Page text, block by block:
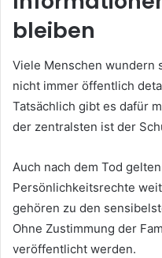
bleiben
Viele Menschen wundern
nicht immer öffentlich
Tatsächlich gibt es dafür
der zentralsten ist der
Auch nach dem Tod
Persönlichkeitsrechte
gehören zu den
Ohne Zustimmung der
veröffentlicht werden.